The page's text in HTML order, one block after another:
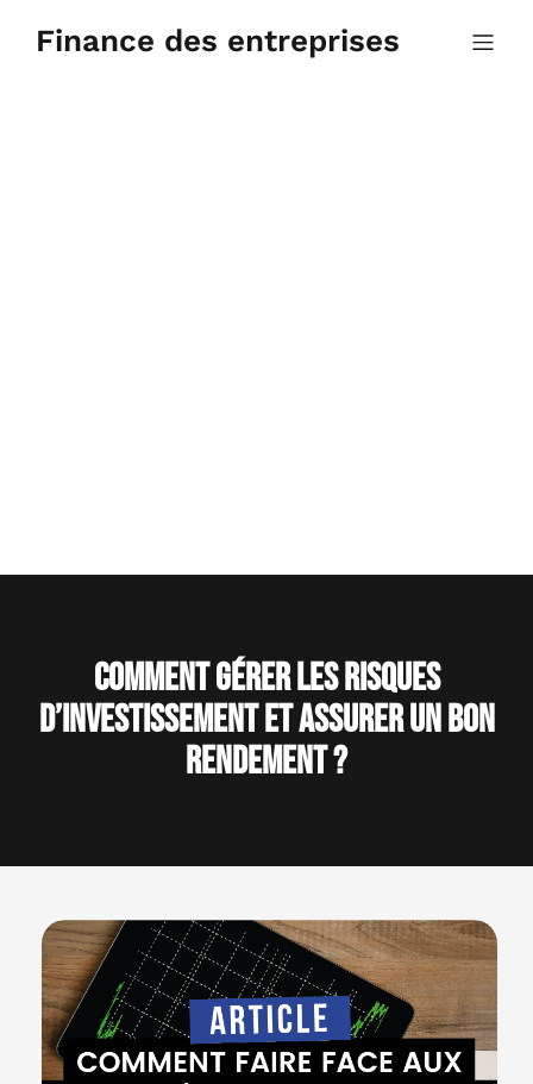
contenuFinance des entreprises
Comment gérer les risques
d’investissement et assurer un bon
rendement ?